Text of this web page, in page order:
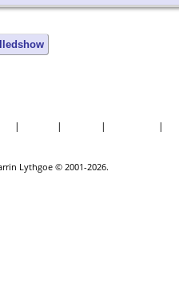
| | | |
Lythgoe © 2001-2026.